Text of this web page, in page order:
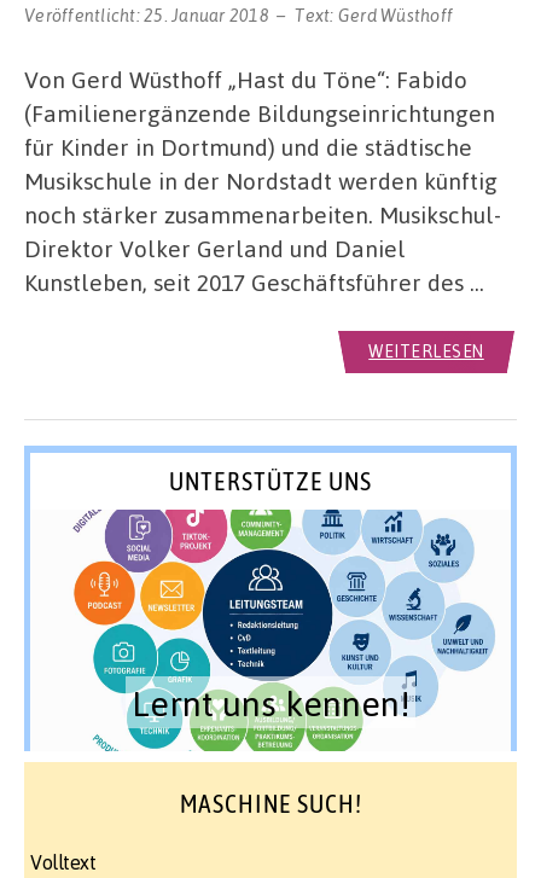
Veröffentlicht:25. Januar 2018 Text: Gerd Wüsthoff
Von Gerd Wüsthoff „Hast du Töne“: Fabido
(Familienergänzende Bildungseinrichtungen
für Kinder in Dortmund) und die städtische
Musikschule in der Nordstadt werden künftig
noch stärker zusammenarbeiten. Musikschul-
Direktor Volker Gerland und Daniel
Kunstleben, seit 2017 Geschäftsführer des …
WEITERLESEN
UNTERSTÜTZE UNS
Lernt uns kennen!
MASCHINE SUCH!
Volltext